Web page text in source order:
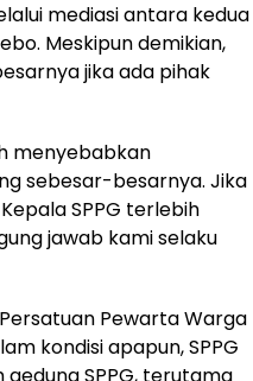
mediasi antara kedua
Meskipun demikian,
jika ada pihak
menyebabkan
sebesar-besarnya. Jika
SPPG terlebih
jawab kami selaku
Pewarta Warga
kondisi apapun, SPPG